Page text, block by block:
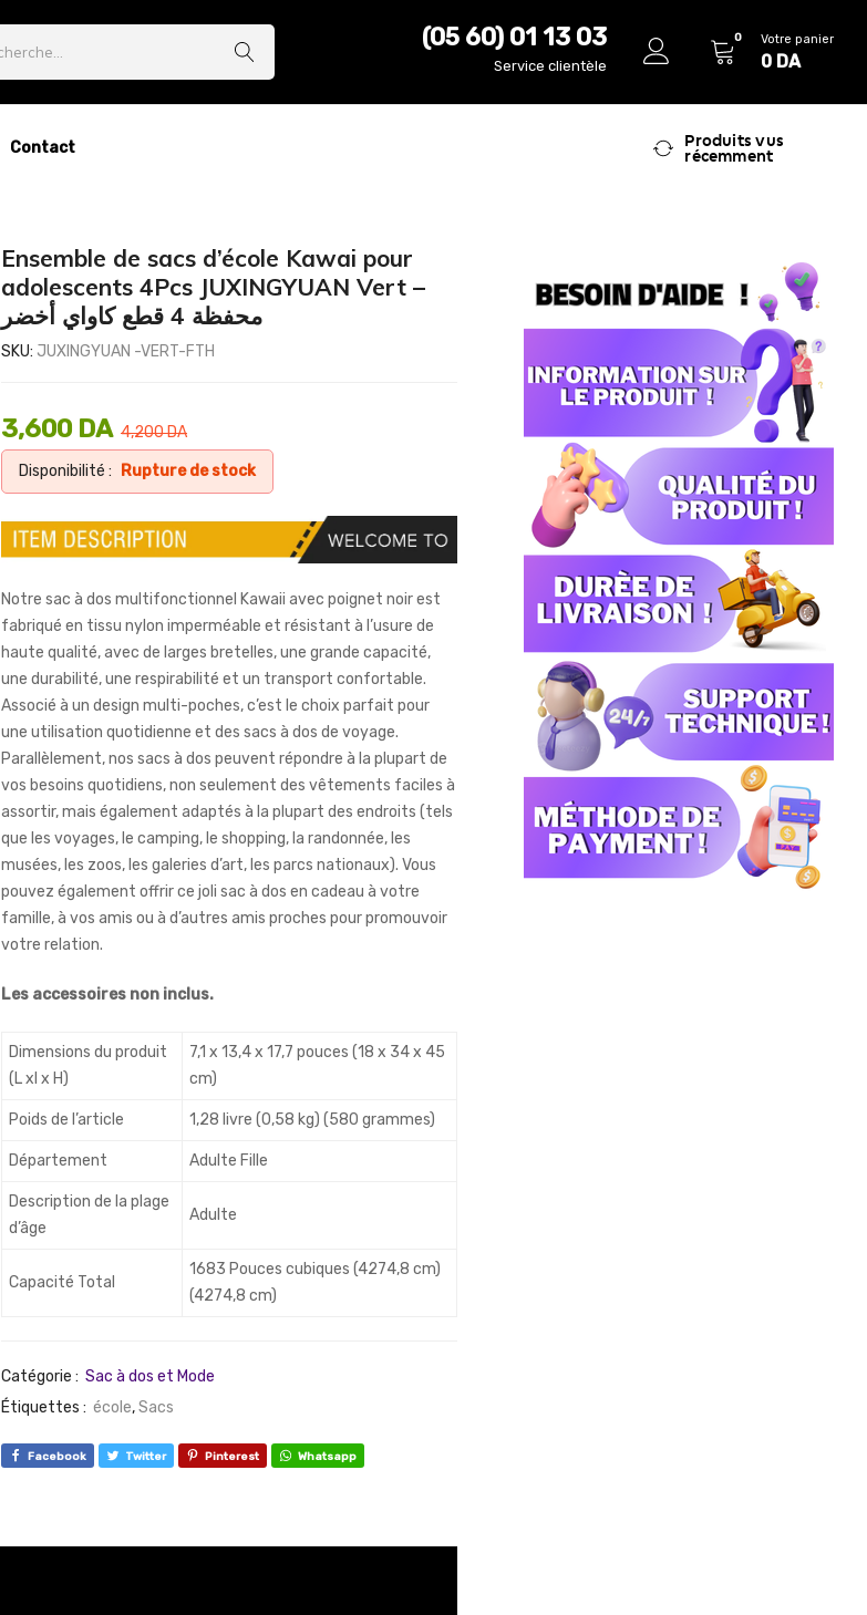
(05 60) 01 13 03
Service clientèle
0 Votre panier
0 DA
Contact
Produits vus
récemment
Ensemble de sacs d’école Kawai pour
adolescents 4Pcs JUXINGYUAN Vert –
محفظة 4 قطع كاواي أخضر
SKU: JUXINGYUAN -VERT-FTH
4,200DA
3,600 DA
Disponibilité : Rupture de stock
Notre sac à dos multifonctionnel Kawaii avec poignet noir est
fabriqué en tissu nylon imperméable et résistant à l’usure de
haute qualité, avec de larges bretelles, une grande capacité,
une durabilité, une respirabilité et un transport confortable.
Associé à un design multi-poches, c’est le choix parfait pour
une utilisation quotidienne et des sacs à dos de voyage.
Parallèlement, nos sacs à dos peuvent répondre à la plupart de
vos besoins quotidiens, non seulement des vêtements faciles à
assortir, mais également adaptés à la plupart des endroits (tels
que les voyages, le camping, le shopping, la randonnée, les
musées, les zoos, les galeries d’art, les parcs nationaux). Vous
pouvez également offrir ce joli sac à dos en cadeau à votre
famille, à vos amis ou à d’autres amis proches pour promouvoir
votre relation.
Les accessoires non inclus.
Dimensions du produit
(L xl x H)
7,1 x 13,4 x 17,7 pouces (18 x 34 x 45
cm)
Poids de l’article 1,28 livre (0,58 kg) (580 grammes)
Département Adulte Fille
Description de la plage
d’âge
Adulte
Capacité Total
1683 Pouces cubiques (4274,8 cm)
(4274,8 cm)
Catégorie : Sac à dos et Mode
Étiquettes : école,Sacs
Facebook Twitter Pinterest Whatsapp